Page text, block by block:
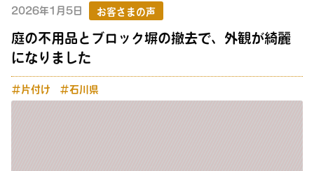
2026年1月5日 お客さまの声
庭の不用品とブロック塀の撤去で、外観が綺麗
になりました
＃片付け ＃石川県